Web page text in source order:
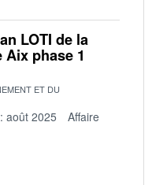
LOTI de la
phase 1
ET DU
août 2025
Affaire